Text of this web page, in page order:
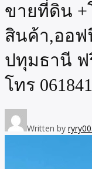
ขายที่ดิน +
สินค้า,ออ
ปทุมธานี ฟ
โทร
Written by